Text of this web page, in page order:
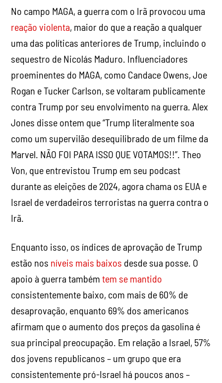
No campo MAGA, a guerra com o Irã provocou uma
reação violenta, maior do que a reação a qualquer
uma das políticas anteriores de Trump, incluindo o
sequestro de Nicolás Maduro. Influenciadores
proeminentes do MAGA, como Candace Owens, Joe
Rogan e Tucker Carlson, se voltaram publicamente
contra Trump por seu envolvimento na guerra. Alex
Jones disse ontem que “Trump literalmente soa
como um supervilão desequilibrado de um filme da
Marvel. NÃO FOI PARA ISSO QUE VOTAMOS!!”. Theo
Von, que entrevistou Trump em seu podcast
durante as eleições de 2024, agora chama os EUA e
Israel de verdadeiros terroristas na guerra contra o
Irã.
Enquanto isso, os índices de aprovação de Trump
estão nos níveis mais baixos desde sua posse. O
apoio à guerra tambémtem se mantido
consistentemente baixo, com mais de 60% de
desaprovação, enquanto 69% dos americanos
afirmam que o aumento dos preços da gasolina é
sua principal preocupação. Em relação a Israel, 57%
dos jovens republicanos – um grupo que era
consistentemente pró-Israel há poucos anos –